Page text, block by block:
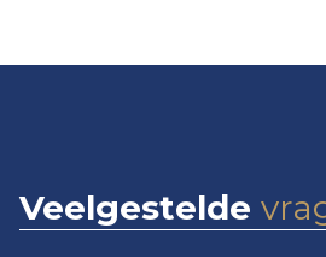
Veelgestelde